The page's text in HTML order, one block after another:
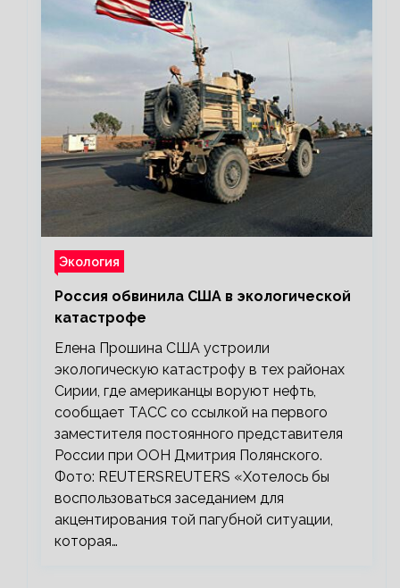
Экология
Россия обвинила США в экологической
катастрофе
Елена Прошина США устроили
экологическую катастрофу в тех районах
Сирии, где американцы воруют нефть,
сообщает ТАСС со ссылкой на первого
заместителя постоянного представителя
России при ООН Дмитрия Полянского.
Фото: REUTERSREUTERS «Хотелось бы
воспользоваться заседанием для
акцентирования той пагубной ситуации,
которая…